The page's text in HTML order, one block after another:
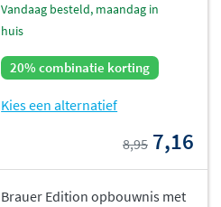
vandaag besteld, maandag in
huis
20% combinatie korting
Kies een alternatief
8,95 7,16
Brauer Edition opbouwnis met